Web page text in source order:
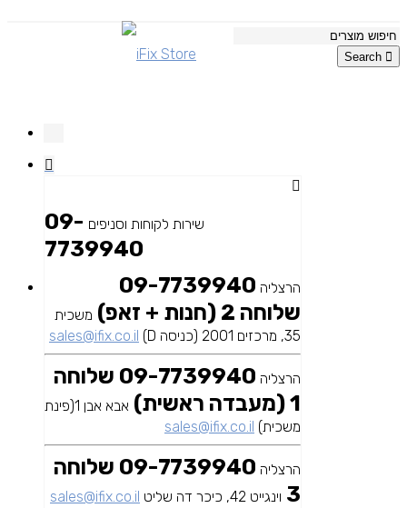
Search
שירות לקוחות וסניפים 09-
7739940
הרצליה 09-7739940
שלוחה 2 (חנות + זאפ)
משכית
35, מרכזים 2001 (כניסה D)
sales@ifix.co.il
הרצליה
09-7739940 שלוחה
1 (מעבדה ראשית)
אבא אבן 1(פינת
משכית) sales@ifix.co.il
הרצליה
09-7739940 שלוחה
3 וינגייט 42, כיכר דה שליט sales@ifix.co.il